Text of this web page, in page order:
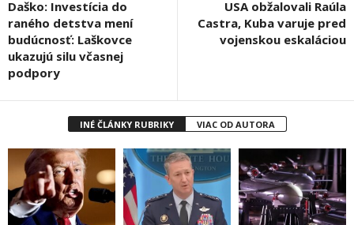
Daško: Investícia do
raného detstva mení
budúcnosť: Laškovce
ukazujú silu včasnej
podpory
USA obžalovali Raúla
Castra, Kuba varuje pred
vojenskou eskaláciou
INÉ ČLÁNKY RUBRIKY VIAC OD AUTORA